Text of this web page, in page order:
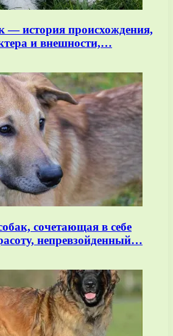
— история происхождения,
и внешности,…
сочетающая в себе
непревзойденный…